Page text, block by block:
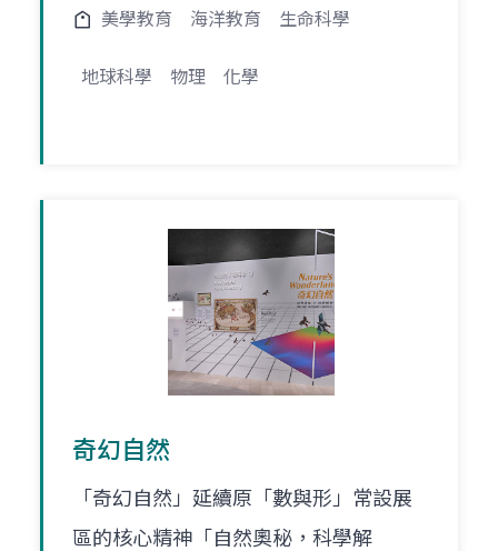
美學教育 海洋教育 生命科學
地球科學 物理 化學
奇幻自然
「奇幻自然」延續原「數與形」常設展
區的核心精神「自然奧秘，科學解